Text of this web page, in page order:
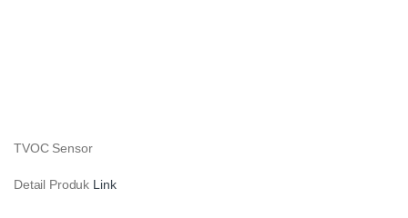
TVOC Sensor
Detail Produk Link